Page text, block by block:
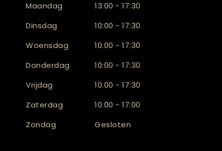
Maandag
13:00 - 17:30
Dinsdag
10:00 - 17:30
Woensdag
10:00 - 17:30
Donderdag
10:00 - 17:30
Vrijdag
10:00 - 17:30
Zaterdag
10:00 - 17:00
Zondag
Gesloten